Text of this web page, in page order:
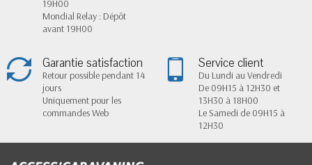
19H00
Mondial Relay : Dépôt
avant 19H00
Garantie satisfaction
Retour possible pendant 14
jours
Uniquement pour les
commandes Web
Service client
Du Lundi au Vendredi
De 09H15 à 12H30 et
13H30 à 18H00
Le Samedi de 09H15 à
12H30